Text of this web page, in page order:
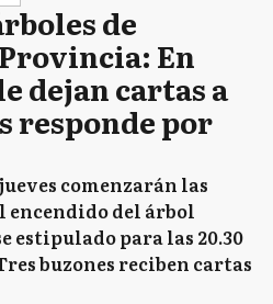
de
En
dejan cartas a
responde por
jueves comenzarán las
encendido del árbol
estipulado para las 20.30
buzones reciben cartas